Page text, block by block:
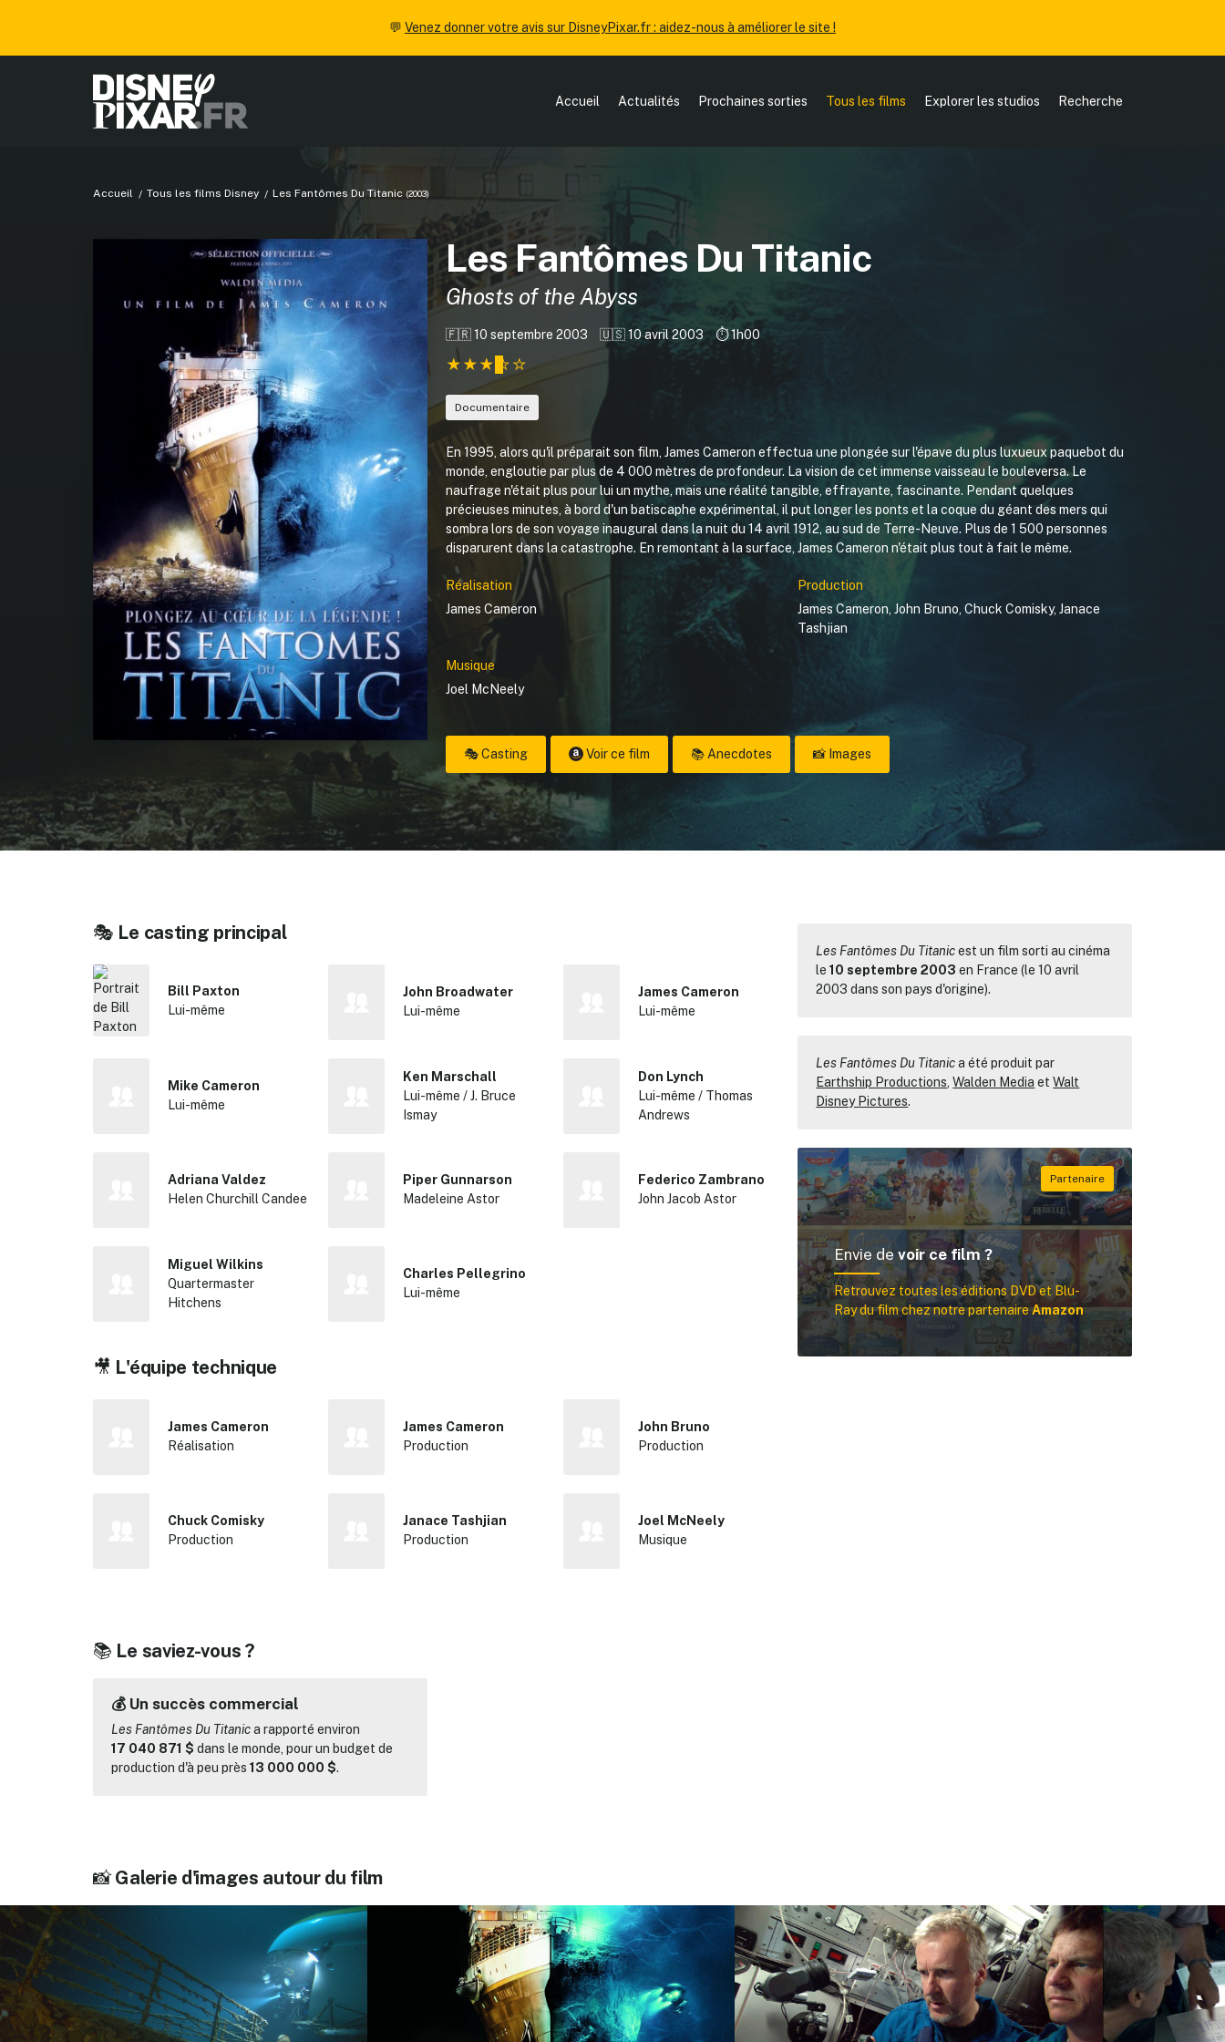
💬 Venez donner votre avis sur DisneyPixar.fr : aidez-nous à améliorer le site !
Accueil Actualités Prochaines sorties Tous les films Explorer les studios Recherche
Accueil Tous les films Disney Les Fantômes Du Titanic (2003)
Les Fantômes Du Titanic
Ghosts of the Abyss
🇫🇷 10 septembre 2003 🇺🇸 10 avril 2003 ⏱️ 1h00
Documentaire
En 1995, alors qu'il préparait son film, James Cameron effectua une plongée sur l'épave du plus luxueux paquebot du
monde, engloutie par plus de 4 000 mètres de profondeur. La vision de cet immense vaisseau le bouleversa. Le
naufrage n'était plus pour lui un mythe, mais une réalité tangible, effrayante, fascinante. Pendant quelques
précieuses minutes, à bord d'un batiscaphe expérimental, il put longer les ponts et la coque du géant des mers qui
sombra lors de son voyage inaugural dans la nuit du 14 avril 1912, au sud de Terre-Neuve. Plus de 1 500 personnes
disparurent dans la catastrophe. En remontant à la surface, James Cameron n'était plus tout à fait le même.
Réalisation
James Cameron
Production
James Cameron ,John Bruno ,Chuck Comisky,Janace
Tashjian
Musique
Joel McNeely
🎭 Casting Voir ce film 📚 Anecdotes 📸 Images
🎭 Le casting principal
Bill Paxton
Lui-même
John Broadwater
Lui-même
James Cameron
Lui-même
Mike Cameron
Lui-même
Ken Marschall
Lui-même / J. Bruce
Ismay
Don Lynch
Lui-même / Thomas
Andrews
Adriana Valdez
Helen Churchill Candee
Piper Gunnarson
Madeleine Astor
Federico Zambrano
John Jacob Astor
Miguel Wilkins
Quartermaster
Hitchens
Charles Pellegrino
Lui-même
🎥 L'équipe technique
James Cameron
Réalisation
James Cameron
Production
John Bruno
Production
Chuck Comisky
Production
Janace Tashjian
Production
Joel McNeely
Musique
Les Fantômes Du Titanicest un film sorti au cinéma
le10 septembre 2003 en France (le 10 avril
2003 dans son pays d'origine).
Les Fantômes Du Titanica été produit par
Earthship Productions ,Walden Media etWalt
Disney Pictures.
Envie devoir ce film ?
Retrouvez toutes les éditions DVD et Blu-
Ray du film chez notre partenaireAmazon
📚 Le saviez-vous ?
💰 Un succès commercial
Les Fantômes Du Titanica rapporté environ
17 040 871 $ dans le monde, pour un budget de
production d'à peu près 13 000 000 $.
📸Galerie d'images autour du film
✕
Rechercher